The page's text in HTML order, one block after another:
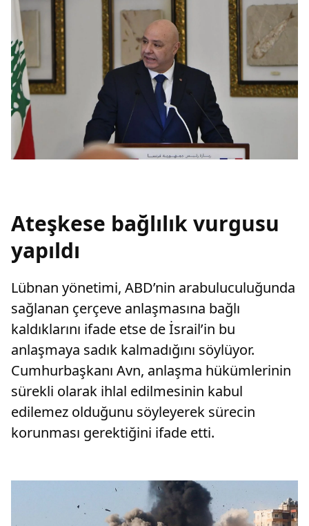
Ateşkese bağlılık vurgusu
yapıldı
Lübnan yönetimi, ABD’nin arabuluculuğunda
sağlanan çerçeve anlaşmasına bağlı
kaldıklarını ifade etse de İsrail’in bu
anlaşmaya sadık kalmadığını söylüyor.
Cumhurbaşkanı Avn, anlaşma hükümlerinin
sürekli olarak ihlal edilmesinin kabul
edilemez olduğunu söyleyerek sürecin
korunması gerektiğini ifade etti.